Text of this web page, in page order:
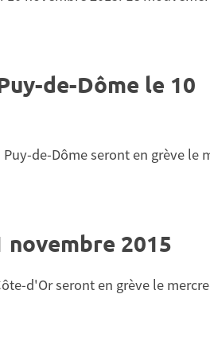
de-Dôme le 10
de-Dôme seront en grève le
novembre 2015
d'Or seront en grève le